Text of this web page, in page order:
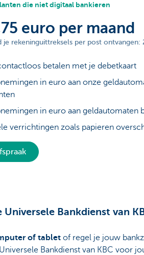
die niet digitaal bankieren
euro per maand
je rekeninguittreksels per post ontvangen:
betalen met je debetkaart
in euro aan onze
in euro aan geldautomaten
verrichtingen zoals papieren
Bankdienst van
of tabletof regel je jouw
Bankdienst van KBC voor